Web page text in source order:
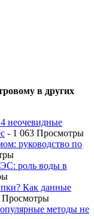
в других
неочевидные
- 1 063 Просмотры
руководство по
роль воды в
Как данные
Просмотры
методы не